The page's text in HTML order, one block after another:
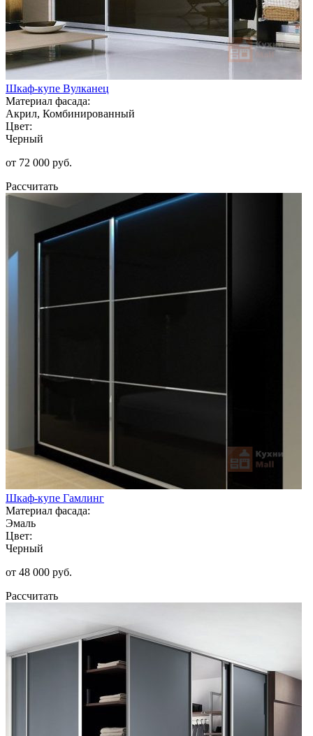
Шкаф-купе Вулканец
Материал фасада:
Акрил, Комбинированный
Цвет:
Черный
от 72 000 руб.
Рассчитать
Шкаф-купе Гамлинг
Материал фасада:
Эмаль
Цвет:
Черный
от 48 000 руб.
Рассчитать